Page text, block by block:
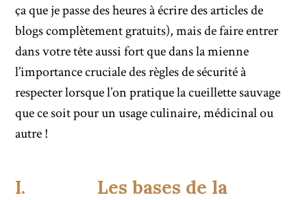
ça que je passe des heures à écrire des articles de
blogs complètement gratuits), mais de faire entrer
dans votre tête aussi fort que dans la mienne
l’importance cruciale des règles de sécurité à
respecter lorsque l’on pratique la cueillette sauvage
que ce soit pour un usage culinaire, médicinal ou
autre !
I. Les bases de la